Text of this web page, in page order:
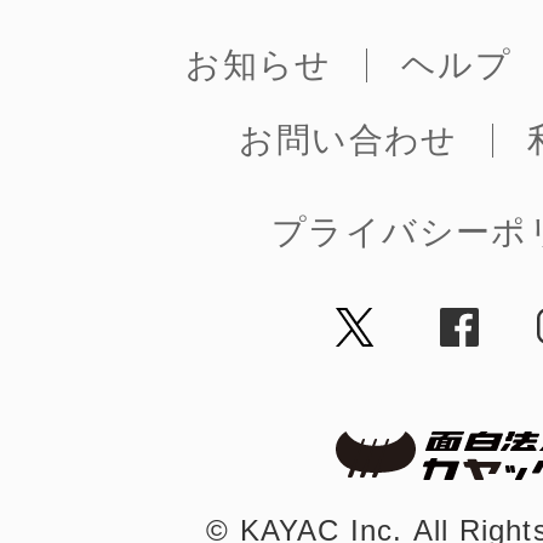
お知らせ
ヘルプ
お問い合わせ
プライバシーポ
©︎ KAYAC Inc. All
お知らせ
ヘルプ
お問い合わせ